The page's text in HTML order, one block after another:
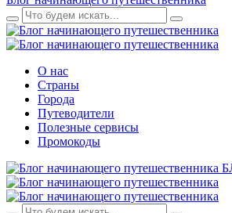
О нас
Страны
Города
Путеводители
Полезные сервисы
Промокоды